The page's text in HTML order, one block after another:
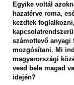
Egyike voltál
hazatérve roma,
kezdtek
számottevő anyagi
mozgósítani. Mi
magyarországi
vesd bele magad
idején?